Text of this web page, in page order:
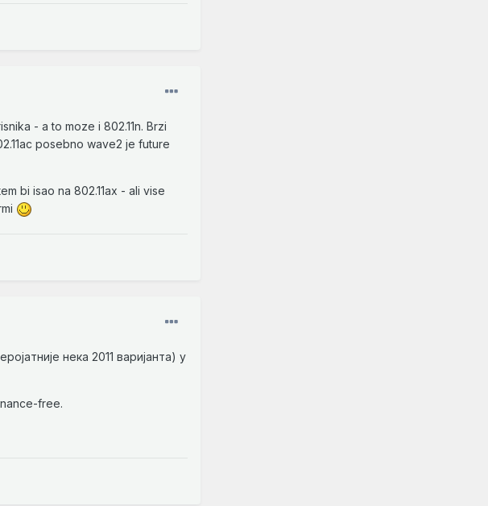
- a to moze i 802.11n. Brzi
posebno wave2 je future
bi isao na 802.11ax - ali vise
нека 2011 варијанта) у
free.